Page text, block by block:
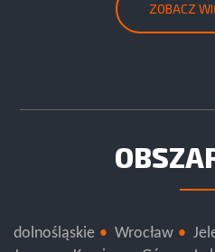
ZOBACZ
dolnośląskie Wrocław